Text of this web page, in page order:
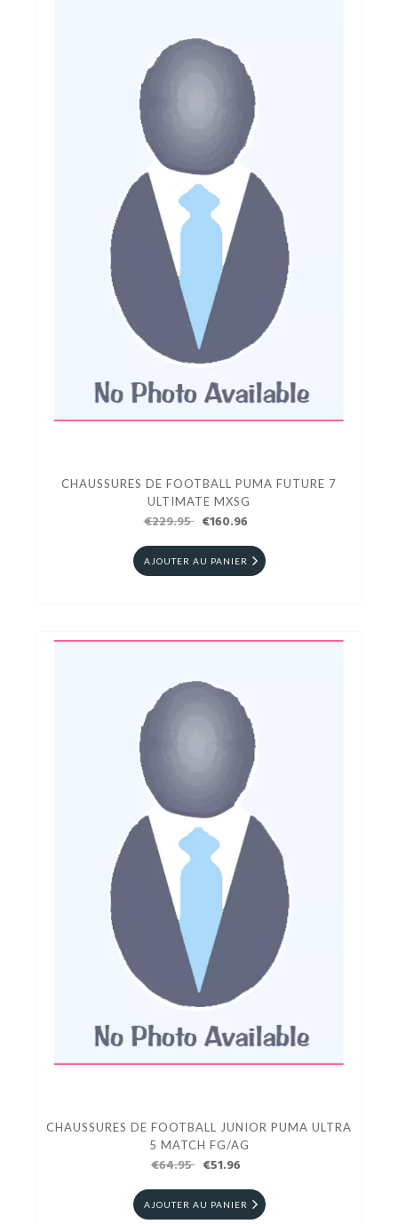
CHAUSSURES DE FOOTBALL PUMA FUTURE 7
ULTIMATE MXSG
€229.95 €160.96
AJOUTER AU PANIER
CHAUSSURES DE FOOTBALL JUNIOR PUMA ULTRA
5 MATCH FG/AG
€64.95 €51.96
AJOUTER AU PANIER